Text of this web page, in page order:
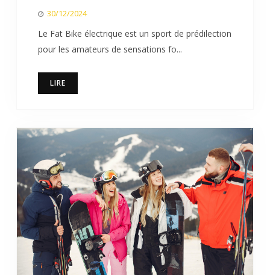
30/12/2024
Le Fat Bike électrique est un sport de prédilection
pour les amateurs de sensations fo...
LIRE